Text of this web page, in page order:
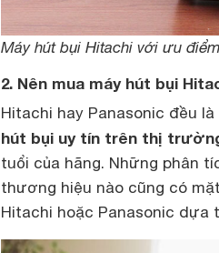
Máy hút bụi Hitachi với ưu
2. Nên mua máy hút bụi
Hitachi hay Panasonic đều
hút bụi uy tín trên thị
tuổi của hãng. Những phân
thương hiệu nào cũng có
Hitachi hoặc Panasonic dựa